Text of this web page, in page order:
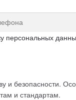
персональных
и безопасности.
и стандартам.